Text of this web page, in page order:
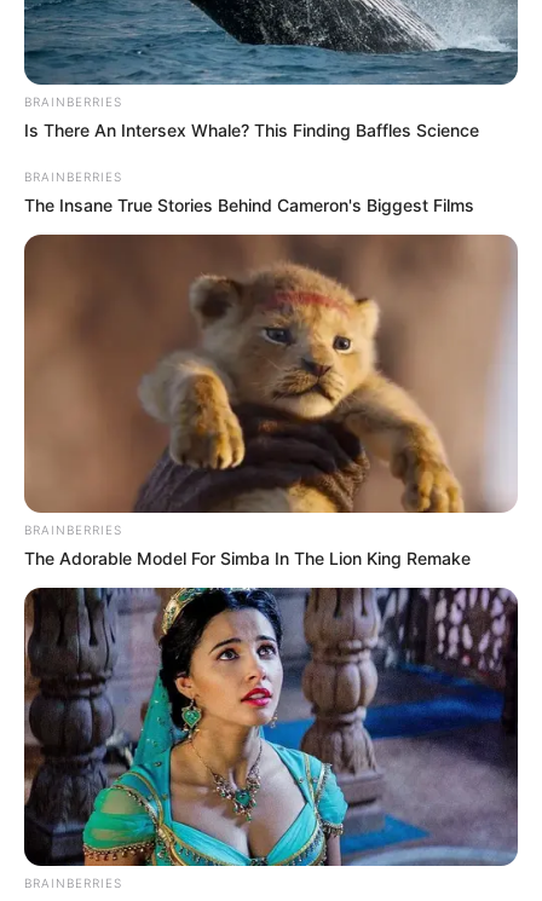
YOUTUBE ΕΓΓΡΑΦΕΊΤΕ
EMAIL ΑΚΟΛΟΥΘΉΣΤΕ
BRAINBERRIES
Is There An Intersex Whale? This Finding Baffles Science
BRAINBERRIES
The Insane True Stories Behind Cameron's Biggest Films
BRAINBERRIES
The Adorable Model For Simba In The Lion King Remake
BRAINBERRIES